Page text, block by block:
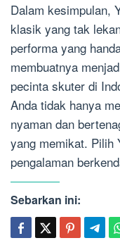
Dalam kesimpulan,
klasik yang tak
performa yang
membuatnya
pecinta skuter di
Anda tidak hanya
nyaman dan
yang memikat. Pilih
pengalaman
Sebarkan ini: